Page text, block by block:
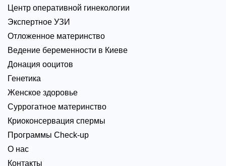
Центр оперативной гинекологии
Экспертное УЗИ
Отложенное материнство
Ведение беременности в Киеве
Донация ооцитов
Генетика
Женское здоровье
Суррогатное материнство
Криоконсервация спермы
Программы Check-up
О нас
Контакты